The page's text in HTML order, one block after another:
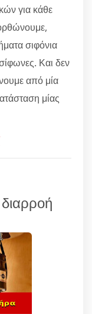
για κάθε
σιφόνια
Και δεν
από μία
μίας